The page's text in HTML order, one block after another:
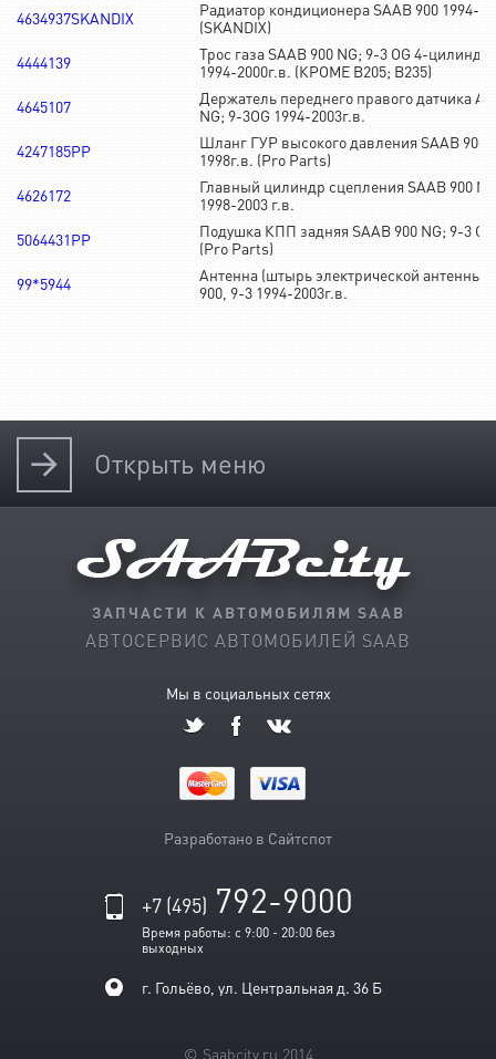
4634937SKANDIX
Радиатор кондиционера SAAB 900 1994-
(SKANDIX)
4444139
Трос газа SAAB 900 NG; 9-3 OG 4-
1994-2000г.в. (КРОМЕ B205; B235)
4645107
Держатель переднего правого датчика
NG; 9-3OG 1994-2003г.в.
4247185PP
Шланг ГУР высокого давления SAAB 900
1998г.в. (Pro Parts)
4626172
Главный цилиндр сцепления SAAB 900
1998-2003 г.в.
5064431PP
Подушка КПП задняя SAAB 900 NG; 9-3
(Pro Parts)
99*5944
Антенна (штырь электрической антенны с
900, 9-3 1994-2003г.в.
Открыть меню
ЗАПЧАСТИ К АВТОМОБИЛЯМ SAAB
АВТОСЕРВИС АВТОМОБИЛЕЙ SAAB
© Saabcity.ru 2014
Мы в социальных сетях
Разработано в Сайтспот
+7 (495) 792-9000
Время работы: с 9:00 - 20:00 без
выходных
г. Гольёво, ул. Центральная д. 36 Б